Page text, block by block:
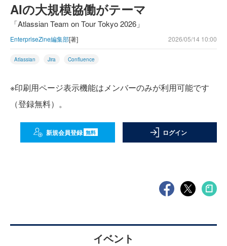
AIの大規模協働がテーマ
「Atlassian Team on Tour Tokyo 2026」
EnterpriseZine編集部[著] 2026/05/14 10:00
Atlassian Jira Confluence
※印刷用ページ表示機能はメンバーのみが利用可能です
（登録無料）。
新規会員登録 無料 ログイン
イベント